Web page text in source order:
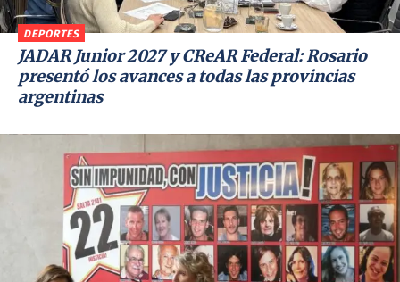
DEPORTES
JADAR Junior 2027 y CReAR Federal: Rosario
presentó los avances a todas las provincias
argentinas